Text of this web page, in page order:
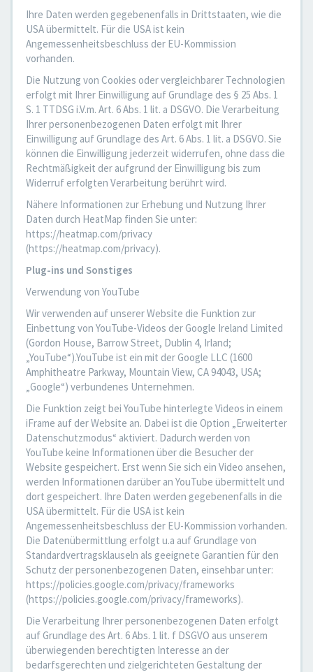
Ihre Daten werden gegebenenfalls in Drittstaaten, wie die
USA übermittelt. Für die USA ist kein
Angemessenheitsbeschluss der EU-Kommission
vorhanden.
Die Nutzung von Cookies oder vergleichbarer Technologien
erfolgt mit Ihrer Einwilligung auf Grundlage des § 25 Abs. 1
S. 1 TTDSG i.V.m. Art. 6 Abs. 1 lit. a DSGVO. Die Verarbeitung
Ihrer personenbezogenen Daten erfolgt mit Ihrer
Einwilligung auf Grundlage des Art. 6 Abs. 1 lit. a DSGVO. Sie
können die Einwilligung jederzeit widerrufen, ohne dass die
Rechtmäßigkeit der aufgrund der Einwilligung bis zum
Widerruf erfolgten Verarbeitung berührt wird.
Nähere Informationen zur Erhebung und Nutzung Ihrer
Daten durch HeatMap finden Sie unter:
https://heatmap.com/privacy
(https://heatmap.com/privacy).
Plug-ins und Sonstiges
Verwendung von YouTube
Wir verwenden auf unserer Website die Funktion zur
Einbettung von YouTube-Videos der Google Ireland Limited
(Gordon House, Barrow Street, Dublin 4, Irland;
„YouTube“).YouTube ist ein mit der Google LLC (1600
Amphitheatre Parkway, Mountain View, CA 94043, USA;
„Google“) verbundenes Unternehmen.
Die Funktion zeigt bei YouTube hinterlegte Videos in einem
iFrame auf der Website an. Dabei ist die Option „Erweiterter
Datenschutzmodus“ aktiviert. Dadurch werden von
YouTube keine Informationen über die Besucher der
Website gespeichert. Erst wenn Sie sich ein Video ansehen,
werden Informationen darüber an YouTube übermittelt und
dort gespeichert. Ihre Daten werden gegebenenfalls in die
USA übermittelt. Für die USA ist kein
Angemessenheitsbeschluss der EU-Kommission vorhanden.
Die Datenübermittlung erfolgt u.a auf Grundlage von
Standardvertragsklauseln als geeignete Garantien für den
Schutz der personenbezogenen Daten, einsehbar unter:
https://policies.google.com/privacy/frameworks
(https://policies.google.com/privacy/frameworks).
Die Verarbeitung Ihrer personenbezogenen Daten erfolgt
auf Grundlage des Art. 6 Abs. 1 lit. f DSGVO aus unserem
überwiegenden berechtigten Interesse an der
bedarfsgerechten und zielgerichteten Gestaltung der